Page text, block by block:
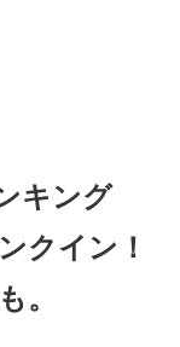
キング
クイン！
。